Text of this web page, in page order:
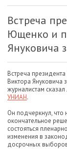
Встреча
Ющенко и
Януковича
Встреча
Виктора Януковича
журналистам
УНИАН.
Он подчеркнул, что
окончательное
состояться
изменения в
досрочных